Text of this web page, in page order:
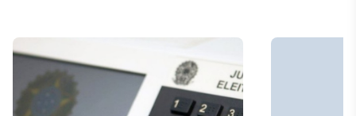
plataforma para
analisar fundos
de investimento
no Brasil
IA